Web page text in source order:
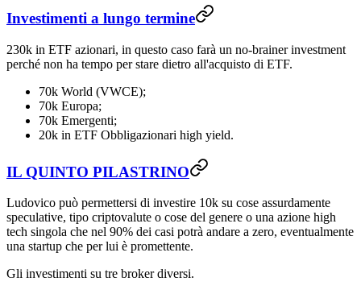
Investimenti a lungo termine
230k in ETF azionari, in questo caso farà un no-brainer investment
perché non ha tempo per stare dietro all'acquisto di ETF.
70k World (VWCE);
70k Europa;
70k Emergenti;
20k in ETF Obbligazionari high yield.
IL QUINTO PILASTRINO
Ludovico può permettersi di investire 10k su cose assurdamente
speculative, tipo criptovalute o cose del genere o una azione high
tech singola che nel 90% dei casi potrà andare a zero, eventualmente
una startup che per lui è promettente.
Gli investimenti su tre broker diversi.